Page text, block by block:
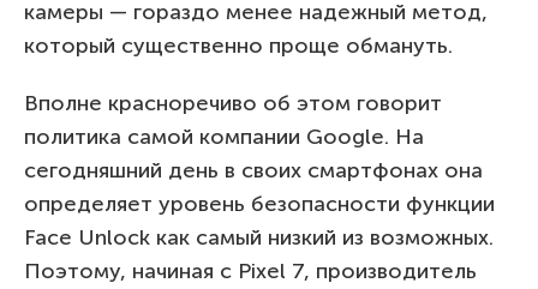
камеры — гораздо менее надежный метод,
который существенно проще обмануть.
Вполне красноречиво об этом говорит
политика самой компании Google. На
сегодняшний день в своих смартфонах она
определяет уровень безопасности функции
Face Unlock как самый низкий из возможных.
Поэтому, начиная с Pixel 7, производитель